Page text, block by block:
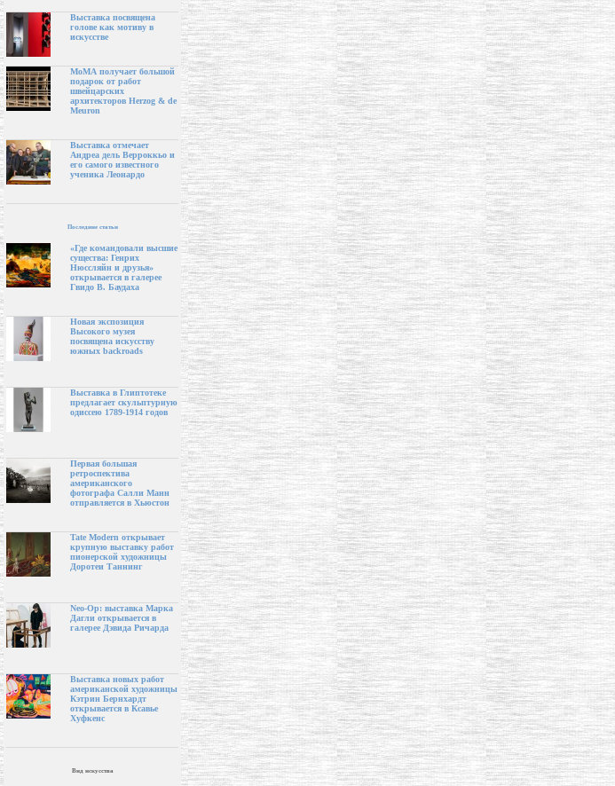
Выставка посвящена
голове как мотиву в
искусстве
МоМА получает большой
подарок от работ
швейцарских
архитекторов Herzog & de
Meuron
Выставка отмечает
Андреа дель Верроккьо и
его самого известного
ученика Леонардо
Последние статьи
«Где командовали высшие
существа: Генрих
Нюссляйн и друзья»
открывается в галерее
Гвидо В. Баудаха
Новая экспозиция
Высокого музея
посвящена искусству
южных backroads
Выставка в Глиптотеке
предлагает скульптурную
одиссею 1789-1914 годов
Первая большая
ретроспектива
американского
фотографа Салли Манн
отправляется в Хьюстон
Tate Modern открывает
крупную выставку работ
пионерской художницы
Доротеи Таннинг
Neo-Op: выставка Марка
Дагли открывается в
галерее Дэвида Ричарда
Выставка новых работ
американской художницы
Кэтрин Бернхардт
открывается в Ксавье
Хуфкенс
Вид искусства